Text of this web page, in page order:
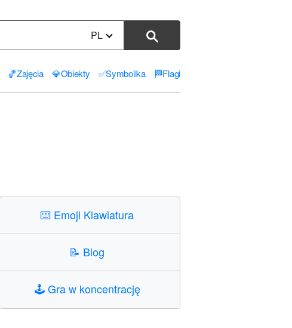
PL
🏀Zajęcia 💎Obiekty ✅Symbolika 🏁Flagi
⌨️ Emoji Klawiatura
📝 Blog
🕹️Gra w koncentrację